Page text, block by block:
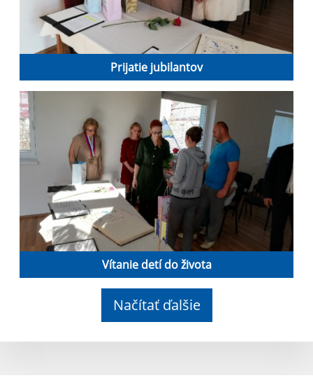
Prijatie jubilantov
Vítanie detí do života
Načítať ďalšie